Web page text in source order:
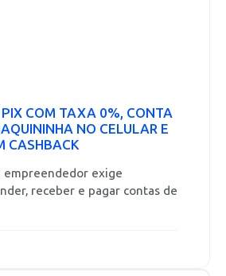
PIX COM TAXA 0%, CONTA
NO CELULAR E
CASHBACK
empreendedor exige
receber e pagar contas de